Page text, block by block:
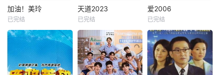
加油！美玲
已完结
天道2023
已完结
爱2006
已完结